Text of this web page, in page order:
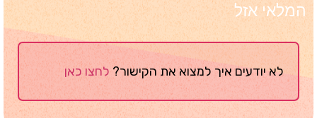
המלאי אזל
לא יודעים איך למצוא את הקישור? לחצו כאן